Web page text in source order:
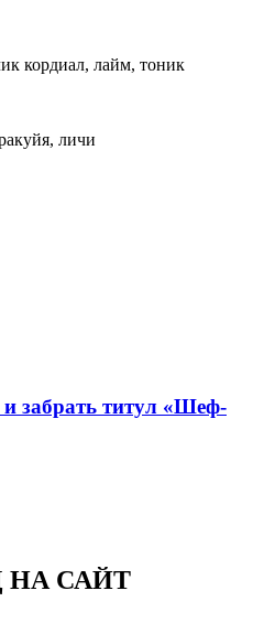
кордиал, лайм, тоник
личи
и забрать титул «Шеф-
САЙТ